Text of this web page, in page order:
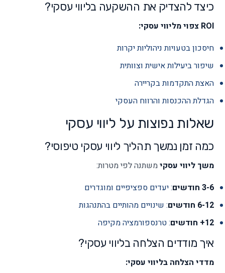
כיצד להצדיק את ההשקעה בליווי עסקי?
ROI צפוי מליווי עסקי:
חיסכון בטעויות ניהוליות יקרות
שיפור ביעילות אישית וצוותית
האצת התקדמות בקריירה
הגדלת ההכנסות והרווח העסקי
שאלות נפוצות על ליווי עסקי
כמה זמן נמשך תהליך ליווי עסקי טיפוסי?
משך ליווי עסקימשתנה לפי מטרות:
3-6 חודשים
: יעדים ספציפיים ומוגדרים
6-12 חודשים
: שינויים מהותיים בהתנהגות
12+ חודשים
: טרנספורמציה מקיפה
איך מודדים הצלחה בליווי עסקי?
מדדי הצלחה בליווי עסקי: